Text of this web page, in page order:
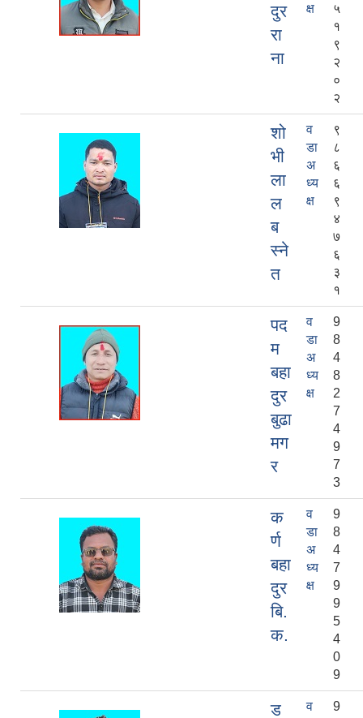
दुर
रा
ना
क्ष
५
१
९
२
०
२
शो
भी
ला
ल
ब
स्ने
त
व
डा
अ
ध्य
क्ष
९
८
६
६
९
४
७
६
३
१
पद
म
बहा
दुर
बुढा
मग
र
व
डा
अ
ध्य
क्ष
9
8
4
8
2
7
4
9
7
3
क
र्ण
बहा
दुर
बि.
क.
व
डा
अ
ध्य
क्ष
9
8
4
7
9
9
5
4
0
9
ड
व
9